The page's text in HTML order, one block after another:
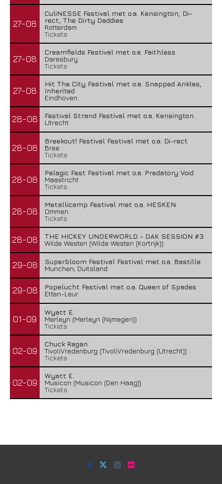
27-08
CuliNESSE Festival met o.a. Kensington, Di-
rect, The Dirty Daddies
Rotterdam
Tickets
27-08
Creamfields Festival met o.a. Faithless
Daresbury
Tickets
27-08
Hit The City Festival met o.a. Snapped Ankles,
Inherited
Eindhoven
28-08
Festival Strand Festival met o.a. Kensington
Utrecht
28-08
Breekout! Festival Festival met o.a. Di-rect
Bree
Tickets
28-08
Pelagic Fest Festival met o.a. Predatory Void
Maastricht
Tickets
28-08
Metallicamp Festival met o.a. HESKEN
Ommen
Tickets
28-08
THE HICKEY UNDERWORLD - DAK SESSION #3
Wilde Westen (Wilde Westen (Kortrijk))
29-08
Superbloom Festival Festival met o.a. Bastille
Munchen, Duitsland
29-08
Popelucht Festival met o.a. Queen of Spades
Etten-Leur
01-09
Wyatt E.
Merleyn (Merleyn (Nijmegen))
Tickets
02-09
Chuck Ragan
TivoliVredenburg (TivoliVredenburg (Utrecht))
Tickets
02-09
Wyatt E.
Musicon (Musicon (Den Haag))
Tickets